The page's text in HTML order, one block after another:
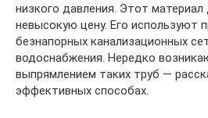
низкого давления. Этот
невысокую цену. Его используют
безнапорных канализационных
водоснабжения. Нередко
выпрямлением таких труб —
эффективных способах.